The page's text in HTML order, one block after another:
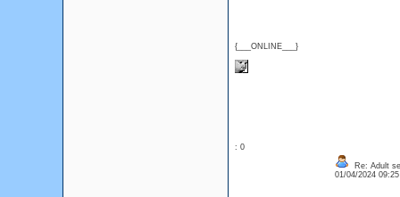
{___ONLINE___}
: 0
Re: Adult
01/04/2024